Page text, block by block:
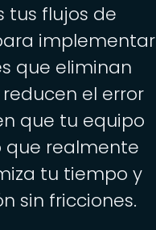
tus flujos de
implementar
que eliminan
el error
que tu equipo
que realmente
tu tiempo y
sin fricciones.